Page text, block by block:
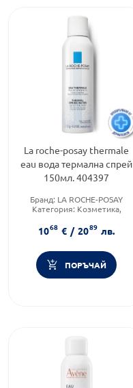
La roche-posay thermale
eau вода термална спрей
150мл. 404397
Бранд: LA ROCHE-POSAY
Категория: Козметика,
Тип козметика:
Дермокозметика
1068 € / 2089 лв.
ПОРЪЧАЙ